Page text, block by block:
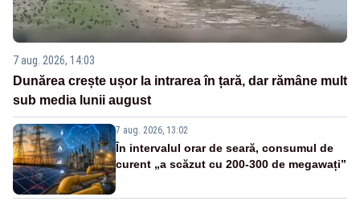
7 aug. 2026, 14:03
Dunărea crește ușor la intrarea în țară, dar rămâne mult
sub media lunii august
7 aug. 2026, 13:02
În intervalul orar de seară, consumul de
curent „a scăzut cu 200-300 de megawați”